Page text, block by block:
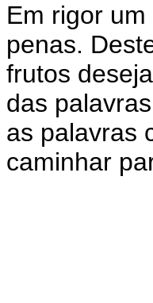
Em rigor
penas.
frutos
das
as palavras
caminhar